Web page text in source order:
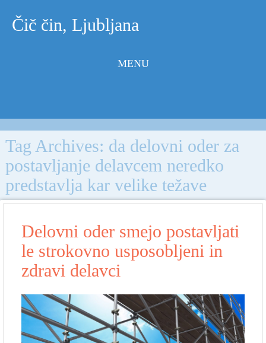
Čič čin, Ljubljana
MENU
Tag Archives: da delovni oder za
postavljanje delavcem neredko
predstavlja kar velike težave
Delovni oder smejo postavljati
le strokovno usposobljeni in
zdravi delavci